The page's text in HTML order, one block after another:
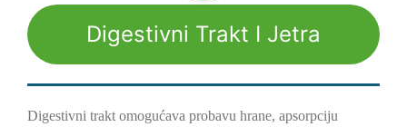
Digestivni Trakt I Jetra
Digestivni trakt omogućava probavu hrane, apsorpciju